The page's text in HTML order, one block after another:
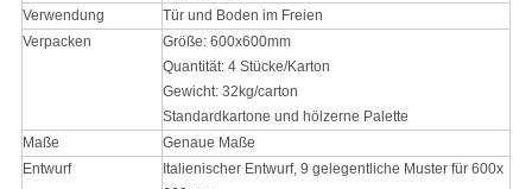
Verwendung
Tür und Boden im Freien
Verpacken
Größe: 600x600mm
Quantität: 4 Stücke/Karton
Gewicht: 32kg/carton
Standardkartone und hölzerne Palette
Maße
Genaue Maße
Entwurf
Italienischer Entwurf, 9 gelegentliche Muster für 600x